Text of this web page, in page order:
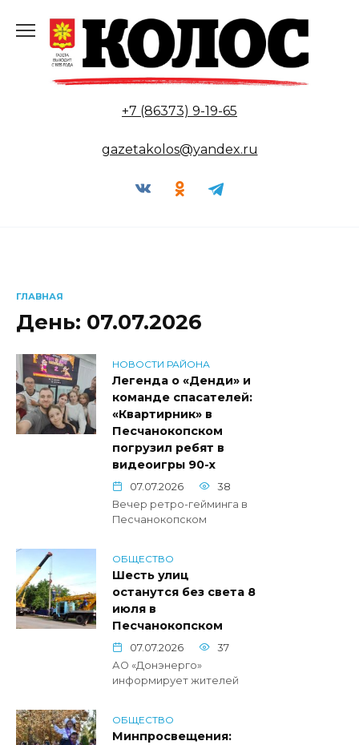
содержанию
+7 (86373) 9-19-65
gazetakolos@yandex.ru
ГЛАВНАЯ
День: 07.07.2026
НОВОСТИ РАЙОНА
Легенда о «Денди» и
команде спасателей:
«Квартирник» в
Песчанокопском
погрузил ребят в
видеоигры 90-х
07.07.2026
38
Вечер ретро-гейминга в
Песчанокопском
ОБЩЕСТВО
Шесть улиц
останутся без света 8
июля в
Песчанокопском
07.07.2026
37
АО «Донэнерго»
информирует жителей
ОБЩЕСТВО
Минпросвещения: